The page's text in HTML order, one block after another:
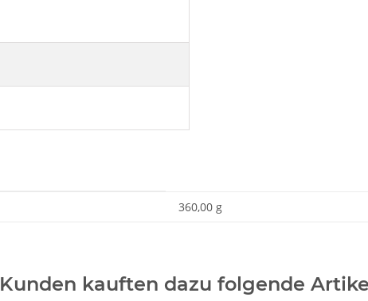
360,00 g
Kunden kauften dazu folgende